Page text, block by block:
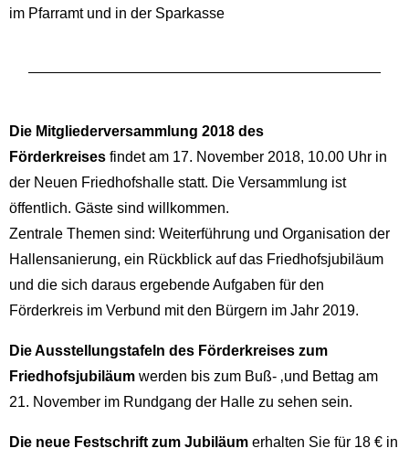
im Pfarramt und in der Sparkasse
Die Mitgliederversammlung 2018 des
Förderkreises findet am 17. November 2018, 10.00 Uhr in
der Neuen Friedhofshalle statt. Die Versammlung ist
öffentlich. Gäste sind willkommen.
Zentrale Themen sind: Weiterführung und Organisation der
Hallensanierung, ein Rückblick auf das Friedhofsjubiläum
und die sich daraus ergebende Aufgaben für den
Förderkreis im Verbund mit den Bürgern im Jahr 2019.
Die Ausstellungstafeln des Förderkreises zum
Friedhofsjubiläum werden bis zum Buß- ‚und Bettag am
21. November im Rundgang der Halle zu sehen sein.
Die neue Festschrift zum Jubiläum erhalten Sie für 18 € in